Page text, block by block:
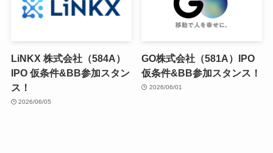
LiNKX 株式会社（584A）
IPO 仮条件&BB参加スタン
ス！
2026/06/05
GO株式会社（581A）IPO
仮条件&BB参加スタンス！
2026/06/01